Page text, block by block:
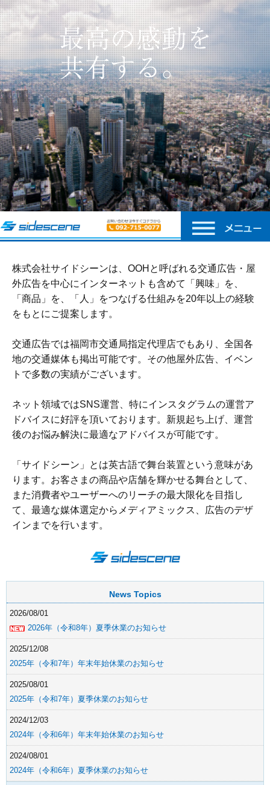
株式会社サイドシーンは、OOHと呼ばれる交通広告・屋
外広告を中心にインターネットも含めて「興味」を、
「商品」を、「人」をつなげる仕組みを20年以上の経験
をもとにご提案します。
交通広告では福岡市交通局指定代理店でもあり、全国各
地の交通媒体も掲出可能です。その他屋外広告、イベン
トで多数の実績がございます。
ネット領域ではSNS運営、特にインスタグラムの運営ア
ドバイスに好評を頂いております。新規起ち上げ、運営
後のお悩み解決に最適なアドバイスが可能です。
「サイドシーン」とは英古語で舞台装置という意味があ
ります。お客さまの商品や店舗を輝かせる舞台として、
また消費者やユーザーへのリーチの最大限化を目指し
て、最適な媒体選定からメディアミックス、広告のデザ
インまでを行います。
News Topics
2026/08/01
2026年（令和8年）夏季休業のお知らせ
2025/12/08
2025年（令和7年）年末年始休業のお知らせ
2025/08/01
2025年（令和7年）夏季休業のお知らせ
2024/12/03
2024年（令和6年）年末年始休業のお知らせ
2024/08/01
2024年（令和6年）夏季休業のお知らせ